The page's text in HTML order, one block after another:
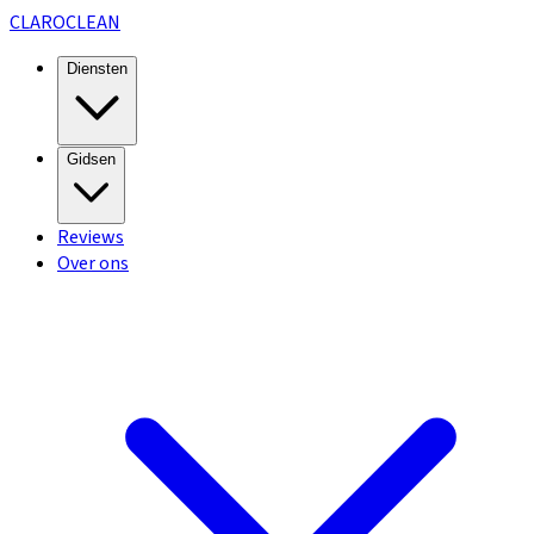
CLAROCLEAN
Diensten
Gidsen
Reviews
Over ons